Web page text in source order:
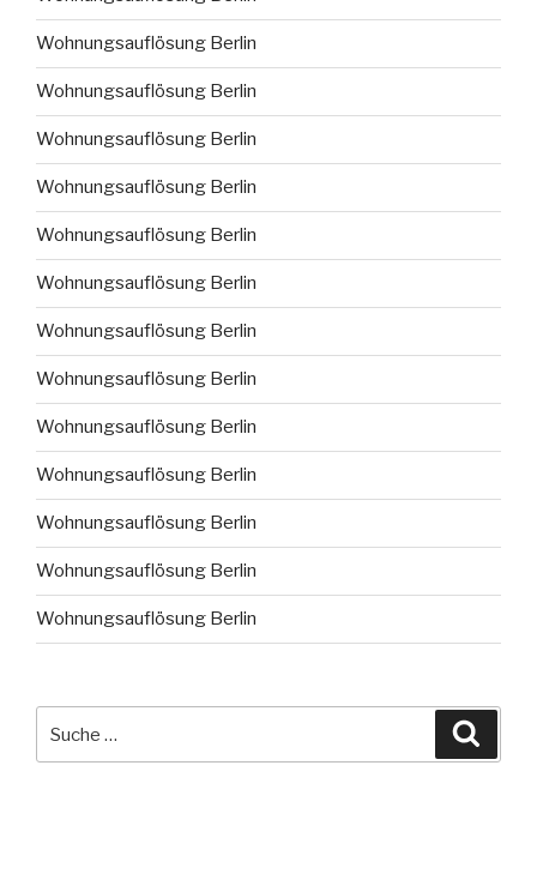
Wohnungsauflösung Berlin
Wohnungsauflösung Berlin
Wohnungsauflösung Berlin
Wohnungsauflösung Berlin
Wohnungsauflösung Berlin
Wohnungsauflösung Berlin
Wohnungsauflösung Berlin
Wohnungsauflösung Berlin
Wohnungsauflösung Berlin
Wohnungsauflösung Berlin
Wohnungsauflösung Berlin
Wohnungsauflösung Berlin
Wohnungsauflösung Berlin
nach: